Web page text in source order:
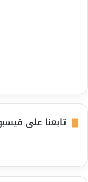
تابعنا على